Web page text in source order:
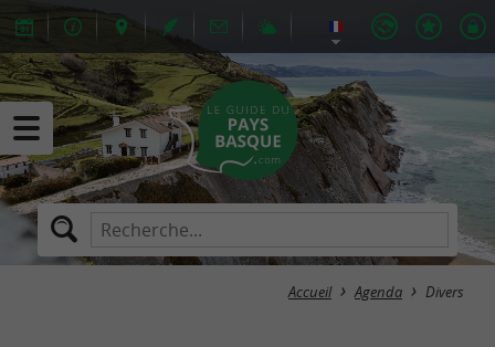
Accueil Agenda Divers